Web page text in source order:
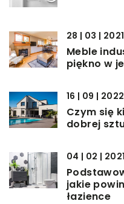
28 | 03 | 2021
Meble
piękno w
16 | 09 | 2022
Czym się
dobrej
04 | 02 | 2021
jakie
łazience